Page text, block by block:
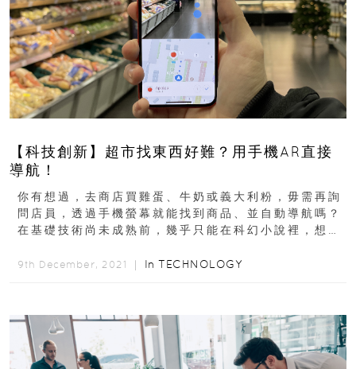
【科技創新】超市找東西好難？用手機AR直接
導航！
你有想過，去商店買雞蛋、牛奶或義大利粉，毋需再詢
問店員，透過手機螢幕就能找到商品、並自動導航嗎？
在基礎技術尚未成熟前，幾乎只能在科幻小說裡，想像
9th December, 2021 ｜ In TECHNOLOGY